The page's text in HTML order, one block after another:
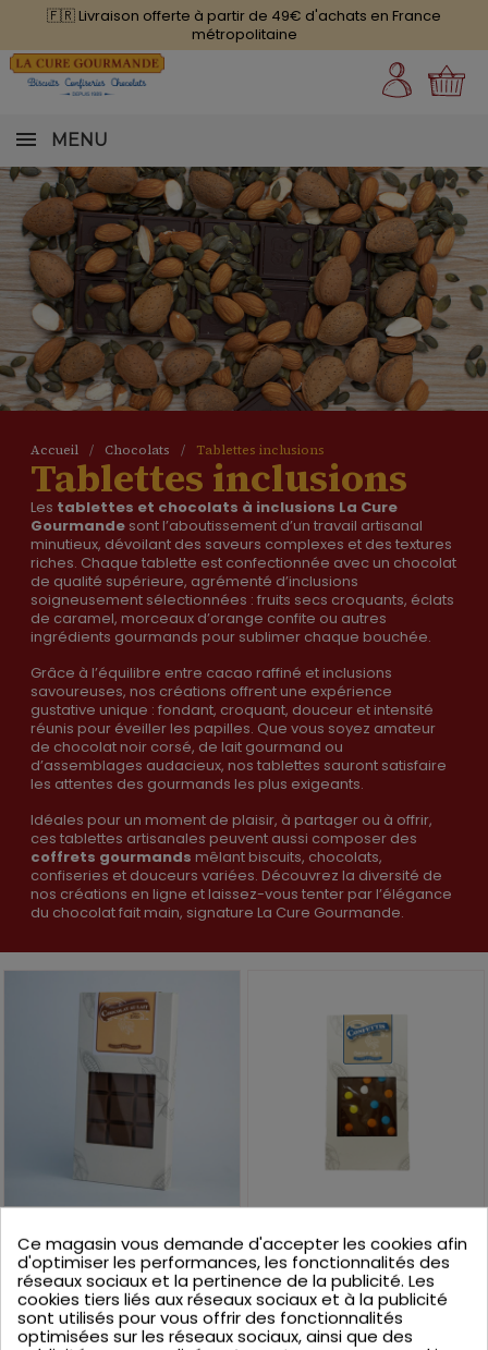
🇫🇷 Livraison offerte à partir de 49€ d'achats en France
métropolitaine
MENU
Accueil Chocolats Tablettes inclusions
Tablettes inclusions
Les tablettes et chocolats à inclusions La Cure
Gourmandesont l’aboutissement d’un travail artisanal
minutieux, dévoilant des saveurs complexes et des textures
riches. Chaque tablette est confectionnée avec un chocolat
de qualité supérieure, agrémenté d’inclusions
soigneusement sélectionnées : fruits secs croquants, éclats
de caramel, morceaux d’orange confite ou autres
ingrédients gourmands pour sublimer chaque bouchée.
Grâce à l’équilibre entre cacao raffiné et inclusions
savoureuses, nos créations offrent une expérience
gustative unique : fondant, croquant, douceur et intensité
réunis pour éveiller les papilles. Que vous soyez amateur
de chocolat noir corsé, de lait gourmand ou
d’assemblages audacieux, nos tablettes sauront satisfaire
les attentes des gourmands les plus exigeants.
Idéales pour un moment de plaisir, à partager ou à offrir,
ces tablettes artisanales peuvent aussi composer des
coffrets gourmands mêlant biscuits, chocolats,
confiseries et douceurs variées. Découvrez la diversité de
nos créations en ligne et laissez-vous tenter par l’élégance
du chocolat fait main, signature La Cure Gourmande.
TABLETTE CHOCOLAT
5,95 €
Ajouter au panier
TABLETTE CHOCOLAT
CONFETTIS 100G
5,95 €
Ajouter au panier
Ce magasin vous demande d'accepter les cookies afin
d'optimiser les performances, les fonctionnalités des
réseaux sociaux et la pertinence de la publicité. Les
cookies tiers liés aux réseaux sociaux et à la publicité
sont utilisés pour vous offrir des fonctionnalités
optimisées sur les réseaux sociaux, ainsi que des